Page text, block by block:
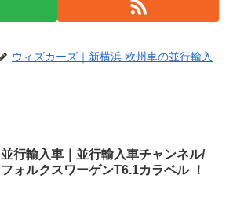
ウィズカーズ｜新横浜 欧州車の並行輸入
並行輸入車｜並行輸入車チャンネル/
フォルクスワーゲンT6.1カラベル ！